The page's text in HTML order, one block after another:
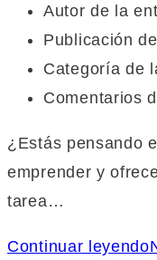
Autor de la
Publicación
Categoría de
Comentarios
¿Estás pensando
emprender y
tarea…
Continuar leyendo